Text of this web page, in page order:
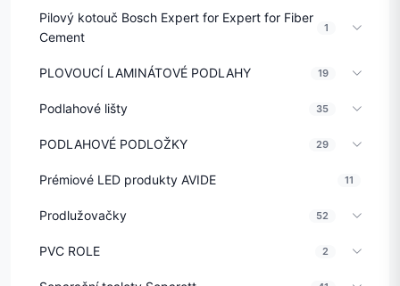
Pilový kotouč Bosch Expert for Expert for Fiber
Cement
1
PLOVOUCÍ LAMINÁTOVÉ PODLAHY 19
Podlahové lišty 35
PODLAHOVÉ PODLOŽKY 29
Prémiové LED produkty AVIDE 11
Prodlužovačky 52
PVC ROLE 2